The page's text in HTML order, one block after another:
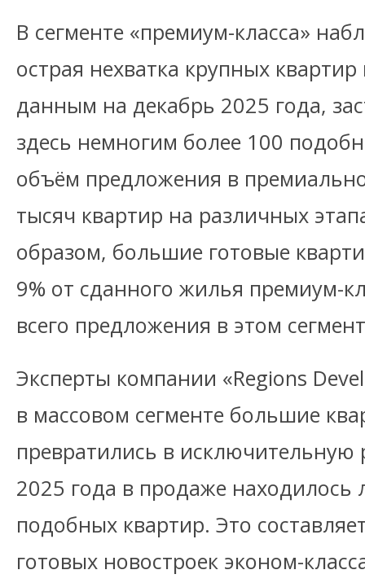
В сегменте «премиум-класса»
острая нехватка крупных
данным на декабрь 2025 года,
здесь немногим более 100
объём предложения в
тысяч квартир на различных
образом, большие готовые
9% от сданного жилья премиум-
всего предложения в этом
Эксперты компании «Regions
в массовом сегменте большие
превратились в исключительную
2025 года в продаже
подобных квартир. Это
готовых новостроек эконом-